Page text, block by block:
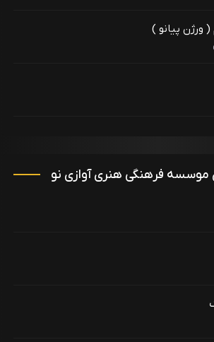
( ورژن پیانو )
فرهنگی هنری آوازی نو